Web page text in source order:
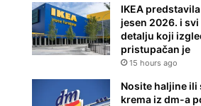
IKEA
jesen 2026. i
detalju koji
pristupačan je
15 hours ago
Nosite haljine ili
krema iz dm-a